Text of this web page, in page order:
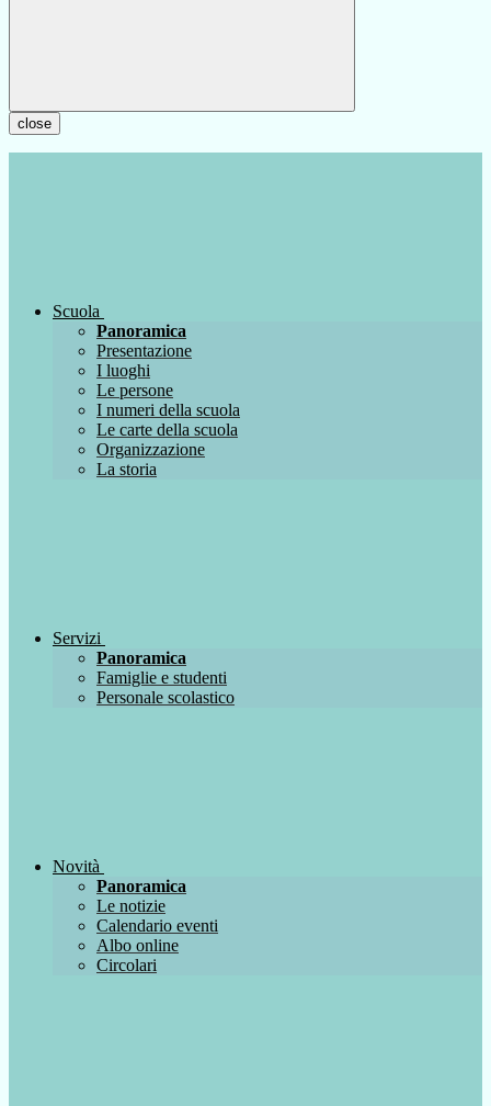
close
Scuola
Panoramica
Presentazione
I luoghi
Le persone
I numeri della scuola
Le carte della scuola
Organizzazione
La storia
Servizi
Panoramica
Famiglie e studenti
Personale scolastico
Novità
Panoramica
Le notizie
Calendario eventi
Albo online
Circolari